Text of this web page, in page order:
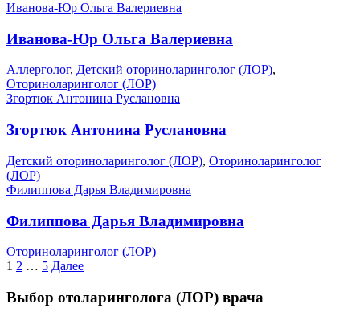
Иванова-Юр Ольга Валериевна
Иванова-Юр Ольга Валериевна
Аллерголог, Детский оториноларинголог (ЛОР),
Оториноларинголог (ЛОР)
Згортюк Антонина Руслановна
Згортюк Антонина Руслановна
Детский оториноларинголог (ЛОР), Оториноларинголог
(ЛОР)
Филиппова Дарья Владимировна
Филиппова Дарья Владимировна
Оториноларинголог (ЛОР)
Пагинация
записей
1 2 … 5 Далее
Выбор отоларинголога (ЛОР) врача